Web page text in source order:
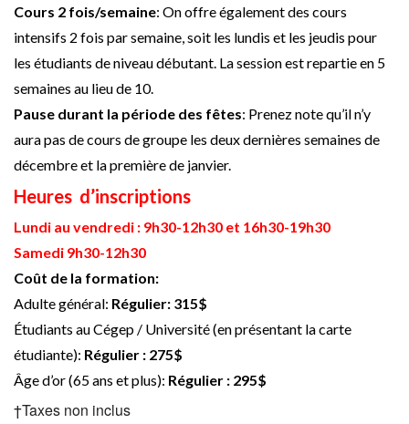
Cours 2 fois/semaine: On offre également des cours
intensifs 2 fois par semaine, soit les lundis et les jeudis pour
les étudiants de niveau débutant. La session est repartie en 5
semaines au lieu de 10.
Pause durant la période des fêtes: Prenez note qu’il n’y
aura pas de cours de groupe les deux dernières semaines de
décembre et la première de janvier.
Heures d’inscriptions
Lundi au vendredi : 9h30-12h30 et 16h30-19h30
Samedi 9h30-12h30
Coût de la formation:
Adulte général: Régulier: 315$
Étudiants au Cégep / Université (en présentant la carte
étudiante): Régulier : 275$
Âge d’or (65 ans et plus): Régulier : 295$
†Taxes non inclus